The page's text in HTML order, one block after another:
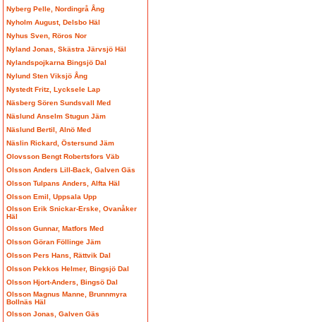
Nyberg Pelle, Nordingrå Ång
Nyholm August, Delsbo Häl
Nyhus Sven, Röros Nor
Nyland Jonas, Skästra Järvsjö Häl
Nylandspojkarna Bingsjö Dal
Nylund Sten Viksjö Ång
Nystedt Fritz, Lycksele Lap
Näsberg Sören Sundsvall Med
Näslund Anselm Stugun Jäm
Näslund Bertil, Alnö Med
Näslin Rickard, Östersund Jäm
Olovsson Bengt Robertsfors Väb
Olsson Anders Lill-Back, Galven Gäs
Olsson Tulpans Anders, Alfta Häl
Olsson Emil, Uppsala Upp
Olsson Erik Snickar-Erske, Ovanåker
Häl
Olsson Gunnar, Matfors Med
Olsson Göran Föllinge Jäm
Olsson Pers Hans, Rättvik Dal
Olsson Pekkos Helmer, Bingsjö Dal
Olsson Hjort-Anders, Bingsö Dal
Olsson Magnus Manne, Brunnmyra
Bollnäs Häl
Olsson Jonas, Galven Gäs